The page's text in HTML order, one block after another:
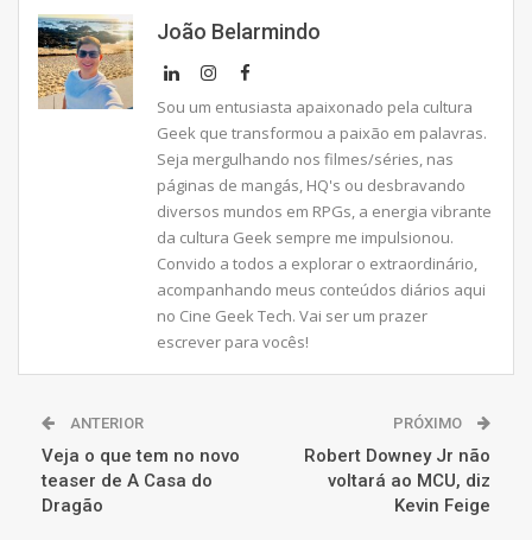
João Belarmindo
Sou um entusiasta apaixonado pela cultura
Geek que transformou a paixão em palavras.
Seja mergulhando nos filmes/séries, nas
páginas de mangás, HQ's ou desbravando
diversos mundos em RPGs, a energia vibrante
da cultura Geek sempre me impulsionou.
Convido a todos a explorar o extraordinário,
acompanhando meus conteúdos diários aqui
no Cine Geek Tech. Vai ser um prazer
escrever para vocês!
ANTERIOR
Veja o que tem no novo
teaser de A Casa do
Dragão
PRÓXIMO
Robert Downey Jr não
voltará ao MCU, diz
Kevin Feige